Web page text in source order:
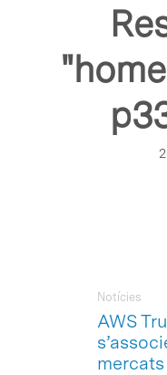
AWS
mercats
Notícies